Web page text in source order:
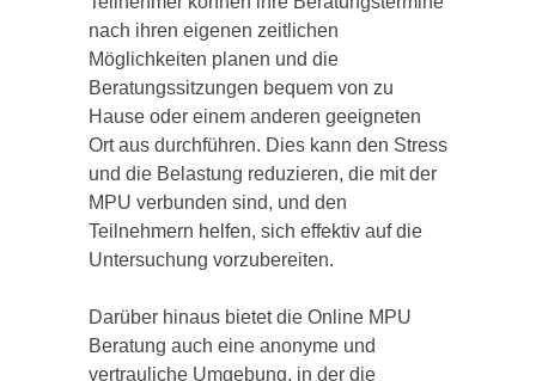
nach ihren eigenen zeitlichen
Möglichkeiten planen und die
Beratungssitzungen bequem von zu
Hause oder einem anderen geeigneten
Ort aus durchführen. Dies kann den Stress
und die Belastung reduzieren, die mit der
MPU verbunden sind, und den
Teilnehmern helfen, sich effektiv auf die
Untersuchung vorzubereiten.
Darüber hinaus bietet die Online MPU
Beratung auch eine anonyme und
vertrauliche Umgebung, in der die